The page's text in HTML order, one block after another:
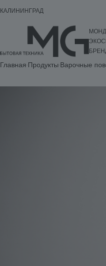
КАЛИНИНГРАД
Главная Продукты Варочные